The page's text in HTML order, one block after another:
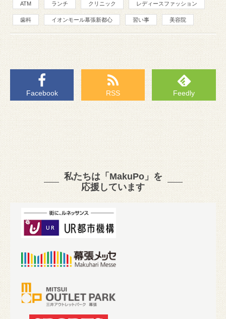
ATM ランチ クリニック レディースファッション
歯科 イオンモール幕張新都心 習い事 美容院
Facebook RSS Feedly
私たちは「MakuPo」を
応援しています